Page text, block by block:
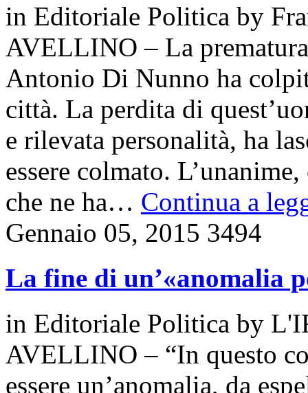
in Editoriale Politica by
AVELLINO – La
Antonio Di Nunno ha
città. La perdita di
e rilevata personalità, ha
essere colmato.
che ne ha… Continua a
Gennaio 05, 2015 3494
La fine di un’«anomalia
in Editoriale Politica by
AVELLINO – “In questo
essere un’ano­ma­lia, da